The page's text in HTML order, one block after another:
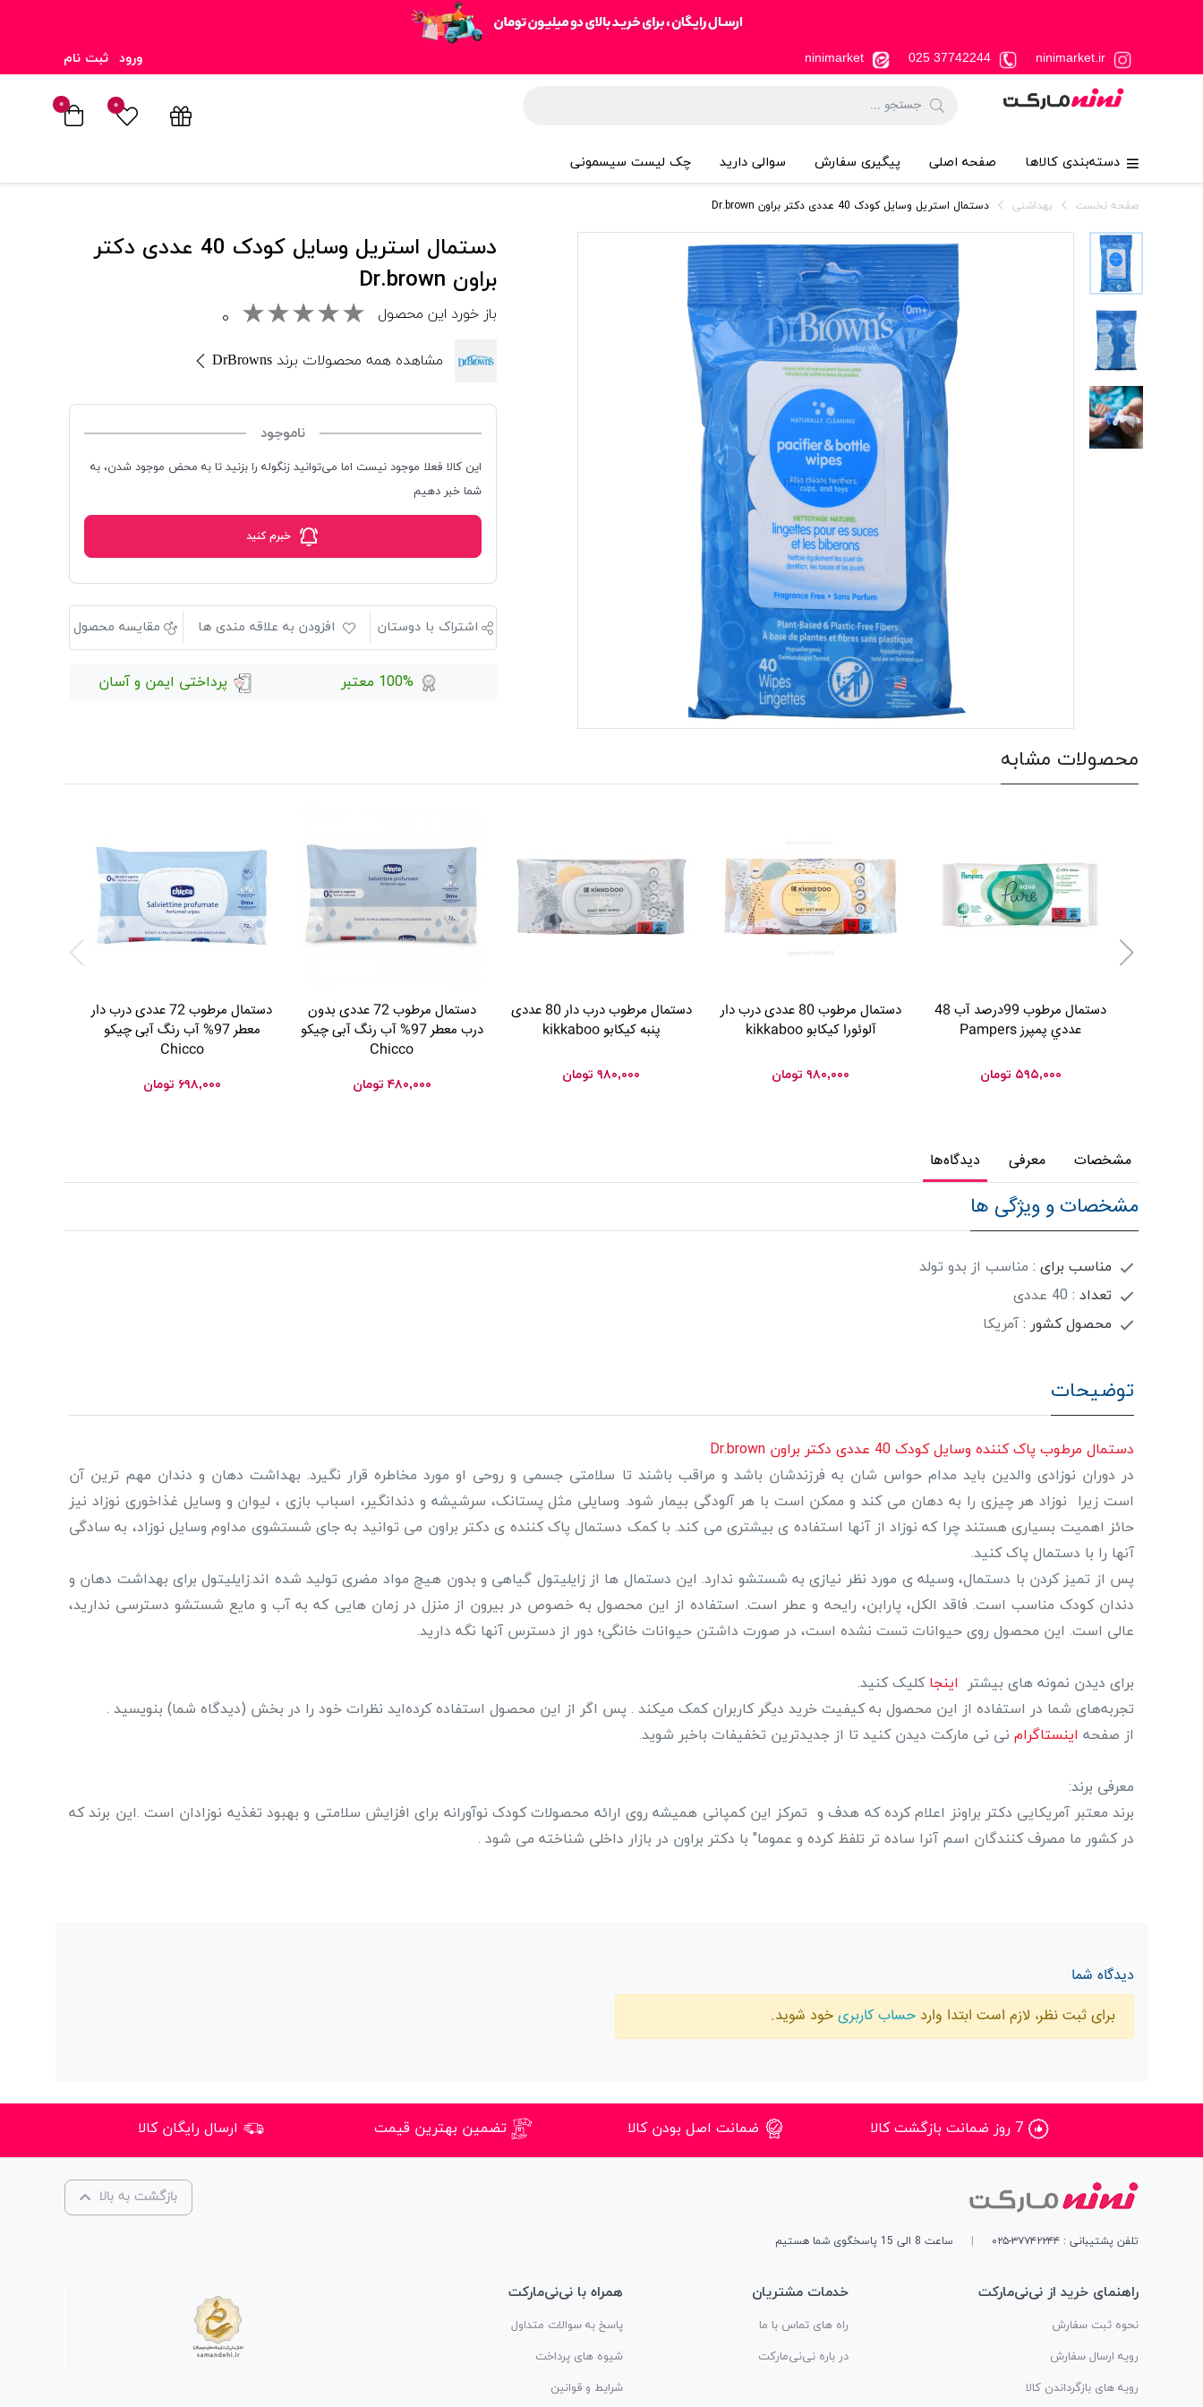
ورود ثبت نام
۰ ۰
دسته‌بندی کالاها صفحه اصلی پیگیری سفارش سوالی دارید چک لیست سیسمونی
صفحه نخست بهداشتی دستمال استریل وسایل کودک 40 عددی دکتر براون Dr.brown
دستمال استریل وسایل کودک 40 عددی دکتر
براون Dr.brown
باز خورد این محصول ۰
مشاهده همه محصولات برند DrBrowns
ناموجود
این کالا فعلا موجود نیست اما می‌توانید زنگوله را بزنید تا به محض موجود شدن، به
شما خبر دهیم
خبرم کنید
اشتراک با دوستان افزودن به علاقه مندی ها مقایسه محصول
100% معتبر پرداختی ایمن و آسان
محصولات مشابه
دستمال مرطوب 99درصد آب 48
عددي پمپرز Pampers
۵۹۵,۰۰۰ تومان
دستمال مرطوب 80 عددی درب دار
آلوئورا کیکابو kikkaboo
۹۸۰,۰۰۰ تومان
دستمال مرطوب درب دار 80 عددی
پنبه کیکابو kikkaboo
۹۸۰,۰۰۰ تومان
دستمال مرطوب 72 عددی بدون
درب معطر 97% آب رنگ آبی چیکو
Chicco
۴۸۰,۰۰۰ تومان
دستمال مرطوب 72 عددی درب دار
معطر 97% آب رنگ آبی چیکو
Chicco
۶۹۸,۰۰۰ تومان
مشخصات معرفی دیدگاه‌ها
مشخصات و ویژگی ها
مناسب برای : مناسب از بدو تولد
تعداد : 40 عددی
محصول کشور :آمریکا
توضیحات
دستمال مرطوب پاک کننده وسایل کودک 40 عددی دکتر براون Dr.brown
در دوران نوزادی والدین باید مدام حواس شان به فرزندشان باشد و مراقب باشند تا سلامتی جسمی و روحی او مورد مخاطره قرار نگیرد. بهداشت دهان و دندان مهم ترین آن
است زیرا نوزاد هر چیزی را به دهان می کند و ممکن است با هر آلودگی بیمار شود. وسایلی مثل پستانک، سرشیشه و دندانگیر، اسباب بازی ، لیوان و وسایل غذاخوری نوزاد نیز
حائز اهمیت بسیاری هستند چرا که نوزاد از آنها استفاده ی بیشتری می کند. با کمک دستمال پاک کننده ی دکتر براون می توانید به جای شستشوی مداوم وسایل نوزاد، به سادگی
آنها را با دستمال پاک کنید.
پس از تمیز کردن با دستمال، وسیله ی مورد نظر نیازی به شستشو ندارد. این دستمال ها از زایلیتول گیاهی و بدون هیچ مواد مضری تولید شده اند.زایلیتول برای بهداشت دهان و
دندان کودک مناسب است. فاقد الکل، پارابن، رایحه و عطر است. استفاده از این محصول به خصوص در بیرون از منزل در زمان هایی که به آب و مایع شستشو دسترسی ندارید،
عالی است. این محصول روی حیوانات تست نشده است، در صورت داشتن حیوانات خانگی؛ دور از دسترس آنها نگه دارید.
برای دیدن نمونه های بیشتر اینجاکلیک کنید.
تجربه‌های شما در استفاده از این محصول به کیفیت خرید دیگر کاربران کمک میکند . پس اگر از این محصول استفاده کرده‌اید نظرات خود را در بخش (دیدگاه شما) بنویسید .
از صفحه اینستاگرام نی نی مارکت دیدن کنید تا از جدیدترین تخفیفات باخبر شوید.
معرفی برند:
برند معتبر آمریکایی دکتر براونز اعلام کرده که هدف و تمرکز این کمپانی همیشه روی ارائه محصولات کودک نوآورانه برای افزایش سلامتی و بهبود تغذیه نوزادان است .این برند که
در کشور ما مصرف کنندگان اسم آنرا ساده تر تلفظ کرده و عموما" با دکتر براون در بازار داخلی شناخته می شود .
دیدگاه شما
برای ثبت نظر، لازم است ابتدا وارد حساب کاربری خود شوید.
7 روز ضمانت بازگشت کالا ضمانت اصل بودن کالا تضمین بهترین قیمت ارسال رایگان کالا
بازگشت به بالا
تلفن پشتیبانی : ۳۷۷۴۲۲۴۴-۰۲۵ ساعت 8 الی 15 پاسخگوی شما هستیم
راهنمای خرید از نی‌نی‌مارکت
نحوه ثبت سفارش
رویه ارسال سفارش
رویه های بازگرداندن کالا
خدمات مشتریان
راه های تماس با ما
در باره نی‌نی‌مارکت
همراه با نی‌نی‌مارکت
پاسخ به سوالات متداول
شیوه های پرداخت
شرایط و قوانین